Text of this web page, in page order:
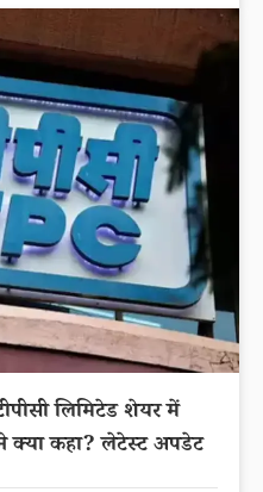
लिमिटेड शेयर में
क्या कहा? लेटेस्ट अपडेट